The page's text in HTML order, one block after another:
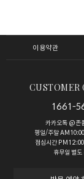
이용약관
CUSTOMER
1661-
카카오톡 @존
평일/주말
점심시간
휴무일 별도